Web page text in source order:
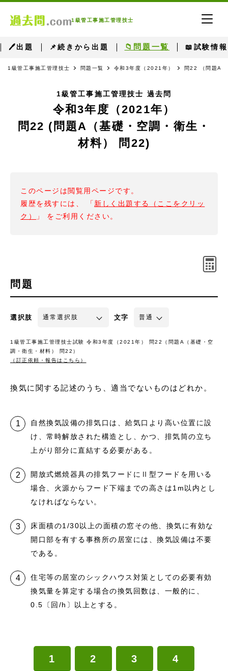
1級管工事施工管理技士
🖊出題 📌続きから出題 📁問題一覧 📖試験情報
1級管工事施工管理技士 問題一覧 令和3年度（2021年） 問22 （問題A
1級管工事施工管理技士 過去問
令和3年度（2021年）
問22 (問題A（基礎・空調・衛生・
材料） 問22)
このページは閲覧用ページです。
履歴を残すには、 「 新しく出題する（ここをクリッ
ク）
」 をご利用ください。
問題
選択肢 文字
1級管工事施工管理技士試験 令和3年度（2021年） 問22（問題A（基礎・空
調・衛生・材料） 問22）
（訂正依頼・報告はこちら）
換気に関する記述のうち、適当でないものはどれか。
自然換気設備の排気口は、給気口より高い位置に設
け、常時解放された構造とし、かつ、排気筒の立ち
上がり部分に直結する必要がある。
開放式燃焼器具の排気フードにⅡ型フードを用いる
場合、火源からフード下端までの高さは1m以内とし
なければならない。
床面積の1/30以上の面積の窓その他、換気に有効な
開口部を有する事務所の居室には、換気設備は不要
である。
住宅等の居室のシックハウス対策としての必要有効
換気量を算定する場合の換気回数は、一般的に、
0.5〔回/h〕以上とする。
1 2 3 4